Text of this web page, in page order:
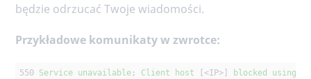
będzie odrzucać Twoje wiadomości.
Przykładowe komunikaty w zwrotce:
550 Service unavailable ; Client host [<IP>] blocked using